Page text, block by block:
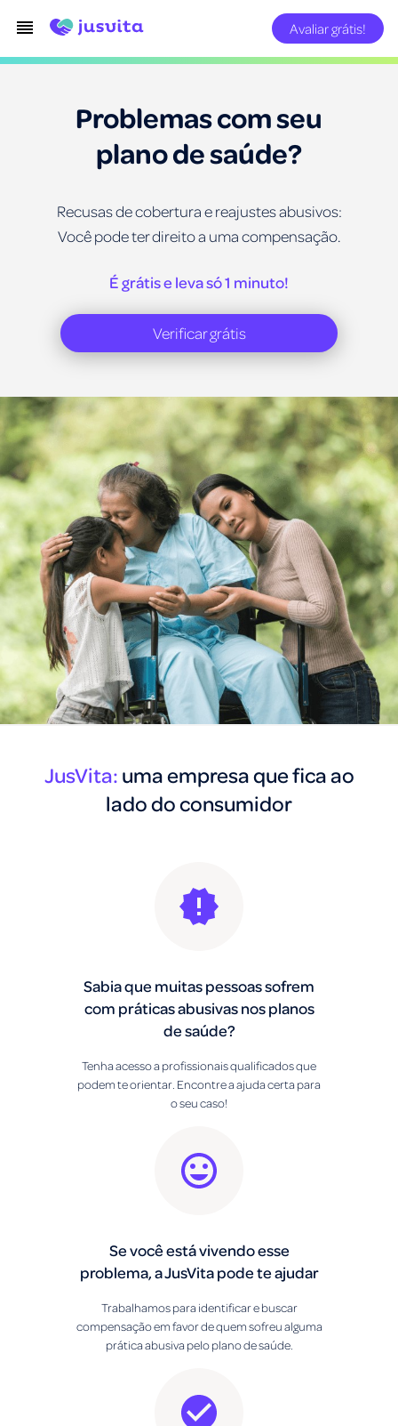
Avaliar grátis!
Problemas com seu
plano de saúde?
Recusas de cobertura e reajustes abusivos:
Você pode ter direito a uma compensação.
É grátis e leva só 1 minuto!
Verificar grátis
JusVita:uma empresa que fica ao
lado do consumidor
Sabia que muitas pessoas sofrem
com práticas abusivas nos planos
de saúde?
Tenha acesso a profissionais qualificados que
podem te orientar. Encontre a ajuda certa para
o seu caso!
Se você está vivendo esse
problema, a JusVita pode te ajudar
Trabalhamos para identificar e buscar
compensação em favor de quem sofreu alguma
prática abusiva pelo plano de saúde.